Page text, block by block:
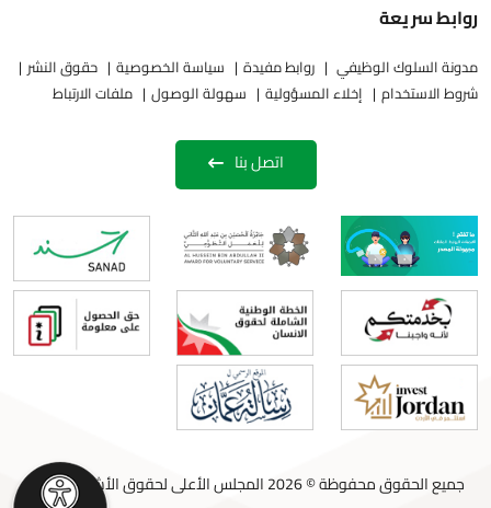
روابط سريعة
مدونة السلوك الوظيفي روابط مفيدة سياسة الخصوصية
حقوق النشر
شروط الاستخدام
إخلاء المسؤولية سهولة الوصول ملفات الارتباط
اتصل بنا
جميع الحقوق محفوظة © 2026 المجلس الأعلى لحقوق الأشخاص ذوي